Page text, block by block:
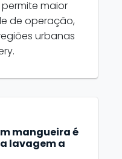
maior
de operação,
urbanas
mangueira é
lavagem a